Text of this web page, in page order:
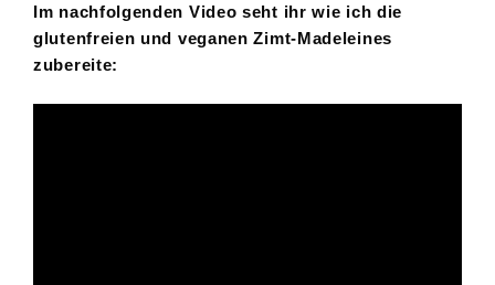
Im nachfolgenden Video seht ihr wie ich die
glutenfreien und veganen Zimt-Madeleines
zubereite: